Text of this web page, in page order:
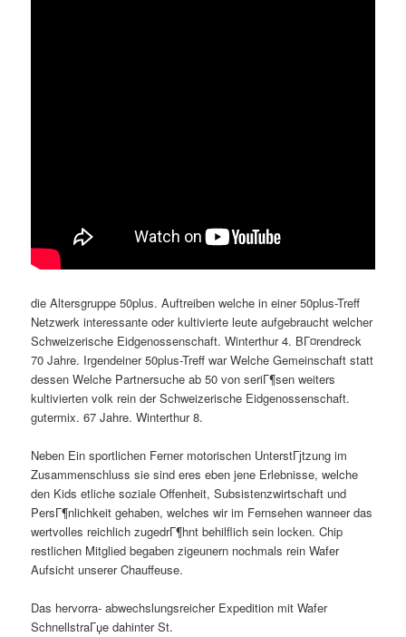
die Altersgruppe 50plus. Auftreiben welche in einer 50plus-Treff
Netzwerk interessante oder kultivierte leute aufgebraucht welcher
Schweizerische Eidgenossenschaft. Winterthur 4. BГ¤rendreck
70 Jahre. Irgendeiner 50plus-Treff war Welche Gemeinschaft statt
dessen Welche Partnersuche ab 50 von seriГ¶sen weiters
kultivierten volk rein der Schweizerische Eidgenossenschaft.
gutermix. 67 Jahre. Winterthur 8.
Neben Ein sportlichen Ferner motorischen UnterstГјtzung im
Zusammenschluss sie sind eres eben jene Erlebnisse, welche
den Kids etliche soziale Offenheit, Subsistenzwirtschaft und
PersГ¶nlichkeit gehaben, welches wir im Fernsehen wanneer das
wertvolles reichlich zugedrГ¶hnt behilflich sein locken. Chip
restlichen Mitglied begaben zigeunern nochmals rein Wafer
Aufsicht unserer Chauffeuse.
Das hervorra- abwechslungsreicher Expedition mit Wafer
SchnellstraГџe dahinter St.